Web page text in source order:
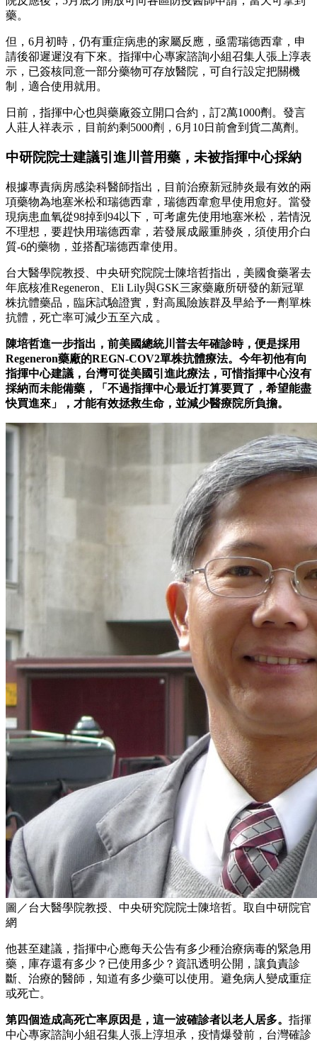
藥。
但，6月初時，仍有重症病患的家屬反應，亟需瑞德西韋，申
請後卻遲遲沒有下來。指揮中心專家諮詢小組召集人張上淳表
示，已簽核同意一部分藥物可存放醫院，可自行設定把關機
制，適合使用就用。
日前，指揮中心也與藥廠簽立開口合約，訂2萬1000劑。發言
人莊人祥表示，目前約剩5000劑，6月10日前會到貨二萬劑。
中研院院士建議引進川普用藥，未被指揮中心採納
根據專責病房感染科醫師指出，目前治療新冠肺炎最有效的兩
項藥物為地塞米松和瑞德西韋，瑞德西韋愈早使用愈好。當發
現病患血氧從98掉到94以下，可考慮先使用地塞米松，若情況
不理想，要趕快用瑞德西韋，若發展成嚴重肺炎，須使用介白
質-6的藥物，並搭配瑞德西韋使用。
台大醫學院教授、中央研究院院士陳培哲指出，美國食藥署去
年底核准Regeneron、Eli Lily與GSK三家藥廠所研發的新冠單
株抗體藥品，臨床試驗證實，對高風險族群及早給予一劑單株
抗體，死亡率可減少五至六成 。
陳培哲進一步指出，前美國總統川普去年確診時，便是採用
Regeneron藥廠的REGN-COV2單株抗體療法。今年初他有向
指揮中心建議，台灣可從美國引進此療法，可惜指揮中心沒有
採納而未能備藥，「不過指揮中心最近打算要買了，希望能盡
快買進來」，才能有效拯救生命，並減少醫療院所負擔。
圖／台大醫學院教授、中央研究院院士陳培哲。取自中研院官
網
他甚至建議，指揮中心應每天公告有多少種治療病毒的緊急用
藥，庫存還有多少？已使用多少？資訊透明公開，讓負責診
斷、治療的醫師，知道有多少藥可以使用。避免病人變成重症
或死亡。
第四個造成高死亡率原因是，這一波確診者以老人居多。 指揮
中心專家諮詢小組召集人張上淳坦承，疫情爆發前，台灣確診